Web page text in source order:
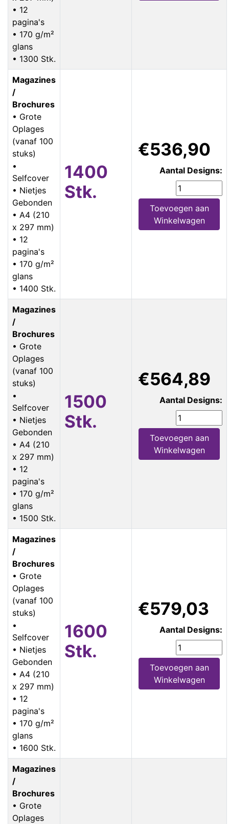
• 12
pagina's
• 170 g/m²
glans
• 1300 Stk.
Magazines
/
Brochures
• Grote
Oplages
(vanaf 100
stuks)
•
Selfcover
• Nietjes
Gebonden
• A4 (210
x 297 mm)
• 12
pagina's
• 170 g/m²
glans
• 1400 Stk.
1400
Stk.
€536,90
Aantal Designs:
Toevoegen aan
Winkelwagen
Magazines
/
Brochures
• Grote
Oplages
(vanaf 100
stuks)
•
Selfcover
• Nietjes
Gebonden
• A4 (210
x 297 mm)
• 12
pagina's
• 170 g/m²
glans
• 1500 Stk.
1500
Stk.
€564,89
Aantal Designs:
Toevoegen aan
Winkelwagen
Magazines
/
Brochures
• Grote
Oplages
(vanaf 100
stuks)
•
Selfcover
• Nietjes
Gebonden
• A4 (210
x 297 mm)
• 12
pagina's
• 170 g/m²
glans
• 1600 Stk.
1600
Stk.
€579,03
Aantal Designs:
Toevoegen aan
Winkelwagen
Magazines
/
Brochures
• Grote
Oplages